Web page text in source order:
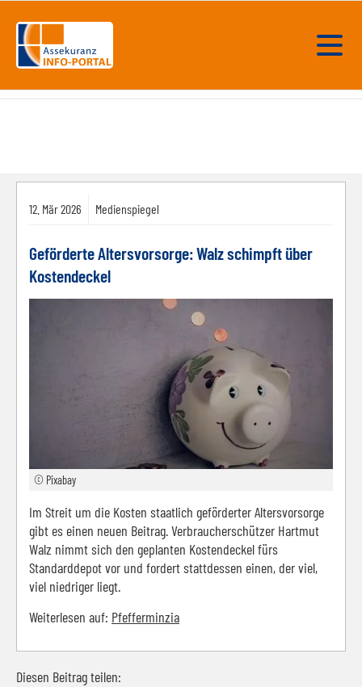
12. Mär2026 Medienspiegel
Geförderte Altersvorsorge: Walz schimpft über
Kostendeckel
© Pixabay
Im Streit um die Kosten staatlich geförderter Altersvorsorge
gibt es einen neuen Beitrag. Verbraucherschützer Hartmut
Walz nimmt sich den geplanten Kostendeckel fürs
Standarddepot vor und fordert stattdessen einen, der viel,
viel niedriger liegt.
Weiterlesen auf: Pfefferminzia
Diesen Beitrag teilen: